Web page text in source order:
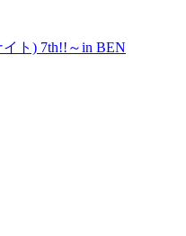
ト) 7th!!～in BEN